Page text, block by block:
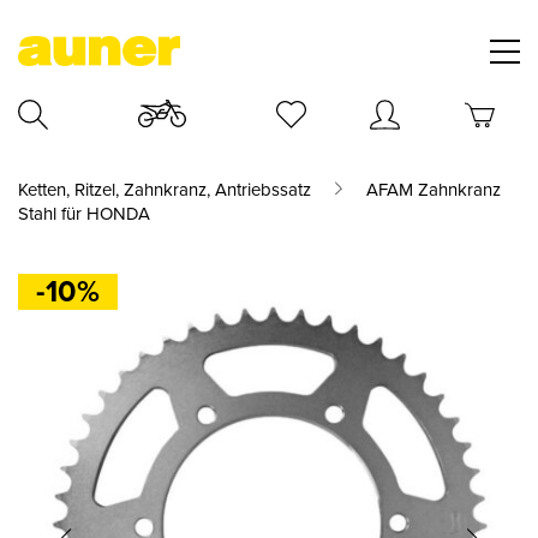
Ketten, Ritzel, Zahnkranz, Antriebssatz
AFAM Zahnkranz
Stahl für HONDA
-10%